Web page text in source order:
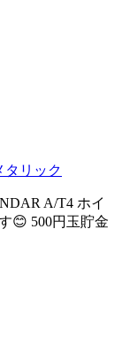
タリック
A/T4 ホイ
😊 500円玉貯金